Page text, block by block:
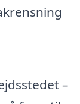
–